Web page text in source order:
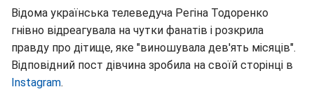
Відома українська телеведуча Регіна Тодоренко
гнівно відреагувала на чутки фанатів і розкрила
правду про дітище, яке "виношувала дев'ять місяців".
Відповідний пост дівчина зробила на своїй сторінці в
Instagram.